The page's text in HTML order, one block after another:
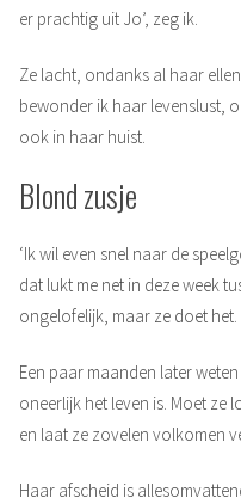
er prachtig uit Jo’, zeg ik.
Ze lacht, ondanks al haar
bewonder ik haar levenslust,
ook in haar huist.
Blond zusje
‘Ik wil even snel naar de
dat lukt me net in deze week
ongelofelijk, maar ze doet het.
Een paar maanden later
oneerlijk het leven is. Moet ze
en laat ze zovelen volkomen
Haar afscheid is